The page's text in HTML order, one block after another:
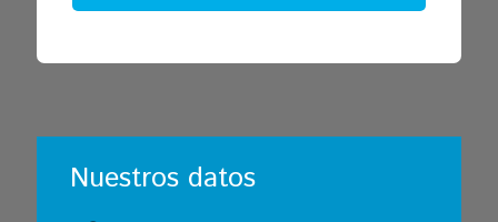
Nuestros datos